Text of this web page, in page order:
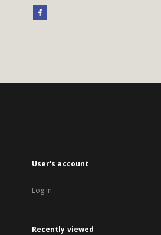
User's account
Log in
Recently viewed